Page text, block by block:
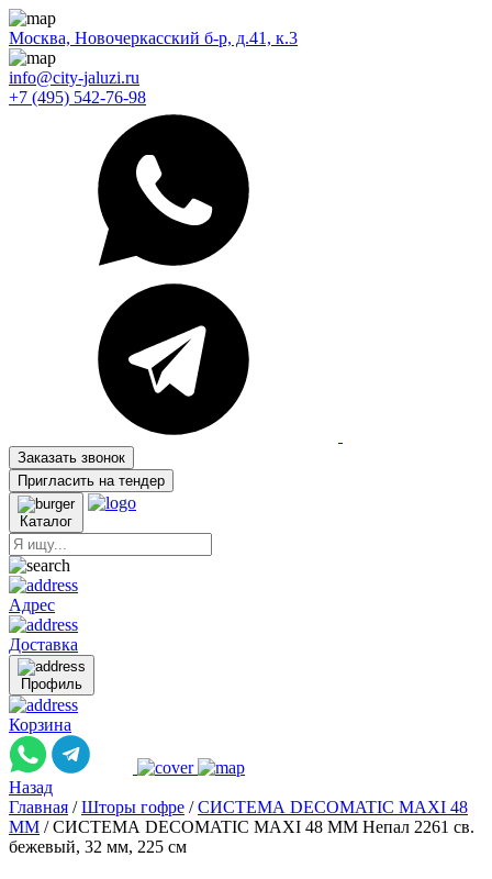
Москва, Новочеркасский б-р, д.41, к.3
info@city-jaluzi.ru
+7 (495) 542-76-98
Заказать звонок
Пригласить на тендер
Каталог
Адрес
Доставка
Профиль
Корзина
Назад
Главная / Шторы гофре / СИСТЕМА DECOMATIC MAXI 48
ММ / СИСТЕМА DECOMATIC MAXI 48 ММ Непал 2261 св.
бежевый, 32 мм, 225 см